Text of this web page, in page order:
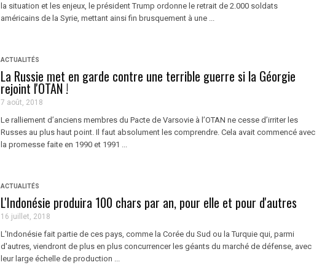
la situation et les enjeux, le président Trump ordonne le retrait de 2.000 soldats
américains de la Syrie, mettant ainsi fin brusquement à une ...
ACTUALITÉS
La Russie met en garde contre une terrible guerre si la Géorgie
rejoint l'OTAN !
7 août, 2018
Le ralliement d’anciens membres du Pacte de Varsovie à l’OTAN ne cesse d’irriter les
Russes au plus haut point. Il faut absolument les comprendre. Cela avait commencé avec
la promesse faite en 1990 et 1991 ...
ACTUALITÉS
L'Indonésie produira 100 chars par an, pour elle et pour d'autres
16 juillet, 2018
L'Indonésie fait partie de ces pays, comme la Corée du Sud ou la Turquie qui, parmi
d'autres, viendront de plus en plus concurrencer les géants du marché de défense, avec
leur large échelle de production ...